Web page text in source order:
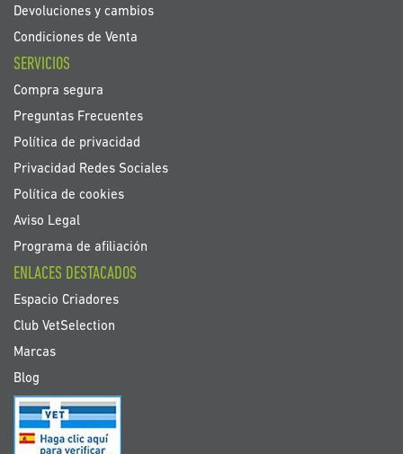
Devoluciones y cambios
Condiciones de Venta
SERVICIOS
Compra segura
Preguntas Frecuentes
Política de privacidad
Privacidad Redes Sociales
Política de cookies
Aviso Legal
Programa de afiliación
ENLACES DESTACADOS
Espacio Criadores
Club VetSelection
Marcas
Blog